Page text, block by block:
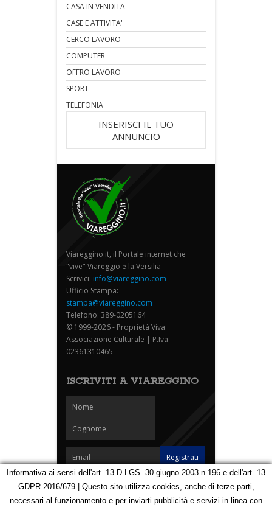
CASA IN VENDITA
CASE E ATTIVITA'
CERCO LAVORO
COMPUTER
OFFRO LAVORO
SPORT
TELEFONIA
INSERISCI IL TUO
ANNUNCIO
Viareggino.it, il Portale internet che
"vive" Viareggio e la Versilia
Scrivici: info@viareggino.com
Ufficio Stampa:
stampa@viareggino.com
Telefono: 389-0205164
© 1999-2026 - Proprietà Viva
Associazione Culturale | P.Iva
02361310465
ISCRIVITI A VIAREGGINO
Homepage Notizie Speciali Eventi
Foto Carnevale
Informativa ai sensi dell'art. 13 D.LGS. 30 giugno 2003 n.196 e dell'art. 13
GDPR 2016/679 | Questo sito utilizza cookies, anche di terze parti,
necessari al funzionamento e per inviarti pubblicità e servizi in linea con